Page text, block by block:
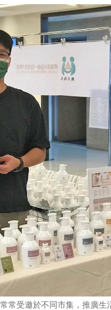
常受邀於不同市集，推廣生